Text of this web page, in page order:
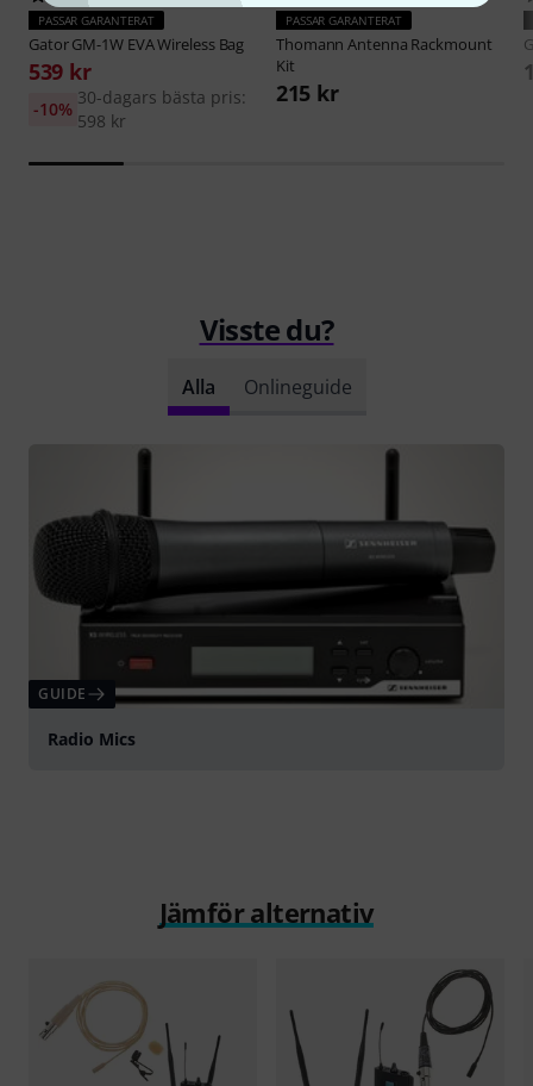
PASSAR GARANTERAT
GatorGM-1W EVA Wireless Bag
539 kr
30-dagars bästa pris:
598 kr
-10%
PASSAR GARANTERAT
ThomannAntenna Rackmount
Kit
215 kr
Visste du?
Alla Onlineguide
GUIDE
Radio Mics
Jämför alternativ